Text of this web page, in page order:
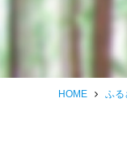
HOME ふる